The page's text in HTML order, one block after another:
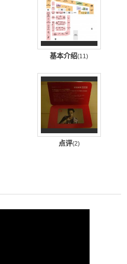
基本介绍(11)
点评(2)